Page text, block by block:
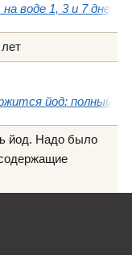
воде 1, 3 и 7 дней
йод: полный
йод. Надо было